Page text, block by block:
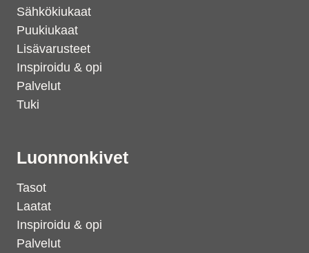
Sähkökiukaat
Puukiukaat
Lisävarusteet
Inspiroidu & opi
Palvelut
Tuki
Luonnonkivet
Tasot
Laatat
Inspiroidu & opi
Palvelut